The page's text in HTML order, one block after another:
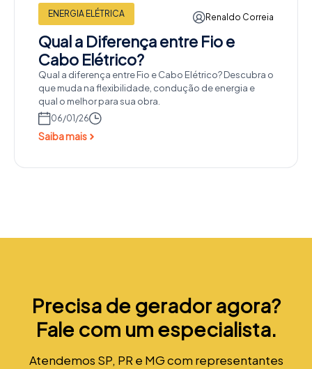
ENERGIA ELÉTRICA Renaldo Correia
Qual a Diferença entre Fio e
Cabo Elétrico?
Qual a diferença entre Fio e Cabo Elétrico? Descubra o
que muda na flexibilidade, condução de energia e
qual o melhor para sua obra.
06/01/26
Saiba mais
Precisa de gerador agora?
Fale com um especialista.
Atendemos SP, PR e MG com representantes